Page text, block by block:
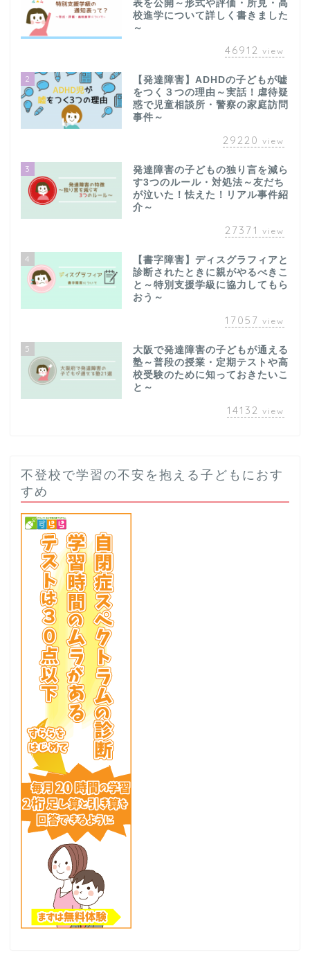
表を公開～形式や評価・所見・高
校進学について詳しく書きました
～
46912 view
2
【発達障害】ADHDの子どもが嘘
をつく３つの理由～実話！虐待疑
惑で児童相談所・警察の家庭訪問
事件～
29220 view
3
発達障害の子どもの独り言を減ら
す3つのルール・対処法～友だち
が泣いた！怯えた！リアル事件紹
介～
27371 view
4
【書字障害】ディスグラフィアと
診断されたときに親がやるべきこ
と～特別支援学級に協力してもら
おう～
17057 view
5
大阪で発達障害の子どもが通える
塾～普段の授業・定期テストや高
校受験のために知っておきたいこ
と～
14132 view
不登校で学習の不安を抱える子どもにおす
すめ